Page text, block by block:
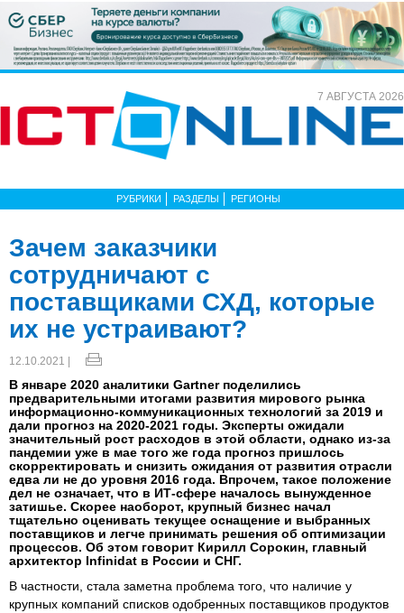
7 АВГУСТА 2026
РУБРИКИ РАЗДЕЛЫ РЕГИОНЫ
Зачем заказчики
сотрудничают с
поставщиками СХД, которые
их не устраивают?
12.10.2021 |
В январе 2020 аналитики Gartner поделились
предварительными итогами развития мирового рынка
информационно-коммуникационных технологий за 2019 и
дали прогноз на 2020-2021 годы. Эксперты ожидали
значительный рост расходов в этой области, однако из-за
пандемии уже в мае того же года прогноз пришлось
скорректировать и снизить ожидания от развития отрасли
едва ли не до уровня 2016 года. Впрочем, такое положение
дел не означает, что в ИТ-сфере началось вынужденное
затишье. Скорее наоборот, крупный бизнес начал
тщательно оценивать текущее оснащение и выбранных
поставщиков и легче принимать решения об оптимизации
процессов. Об этом говорит Кирилл Сорокин, главный
архитектор Infinidat в России и СНГ.
В частности, стала заметна проблема того, что наличие у
крупных компаний списков одобренных поставщиков продуктов